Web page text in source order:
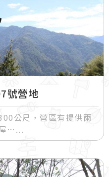
號營地
公尺，營區有提供雨
…